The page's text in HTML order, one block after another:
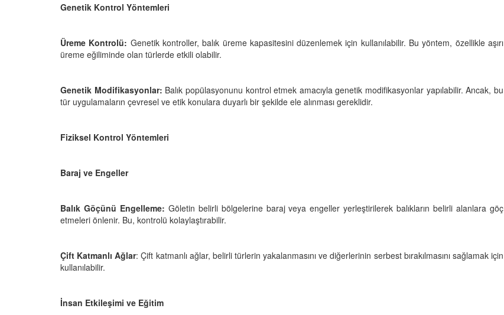
Genetik Kontrol Yöntemleri
Üreme Kontrolü: Genetik kontroller, balık üreme kapasitesini düzenlemek için kullanılabilir. Bu yöntem, özellikle aşırı
üreme eğiliminde olan türlerde etkili olabilir.
Genetik Modifikasyonlar: Balık popülasyonunu kontrol etmek amacıyla genetik modifikasyonlar yapılabilir. Ancak, bu
tür uygulamaların çevresel ve etik konulara duyarlı bir şekilde ele alınması gereklidir.
Fiziksel Kontrol Yöntemleri
Baraj ve Engeller
Balık Göçünü Engelleme: Göletin belirli bölgelerine baraj veya engeller yerleştirilerek balıkların belirli alanlara göç
etmeleri önlenir. Bu, kontrolü kolaylaştırabilir.
Çift Katmanlı Ağlar: Çift katmanlı ağlar, belirli türlerin yakalanmasını ve diğerlerinin serbest bırakılmasını sağlamak için
kullanılabilir.
İnsan Etkileşimi ve Eğitim